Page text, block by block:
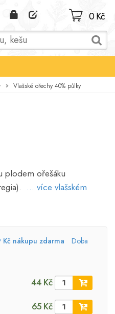
0 Kč
Vlašské ořechy 40% půlky
plodem ořešáku
... více vlašském
nákupu zdarma
Doba
44 Kč
65 Kč